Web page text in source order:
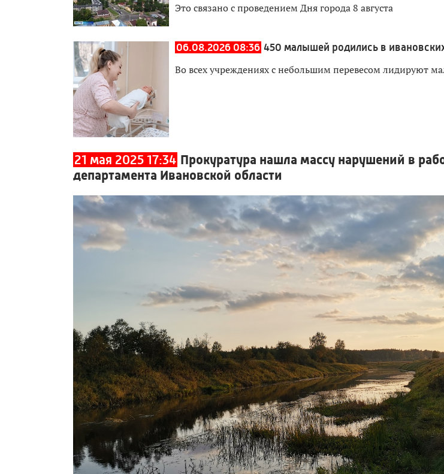
Это связано с проведением Дня города 8 августа
06.08.2026 08:36 450 малышей родились в
Во всех учреждениях с небольшим перевесом лидируют
21 мая 2025 17:34 Прокуратура нашла массу нарушений в
департамента Ивановской области